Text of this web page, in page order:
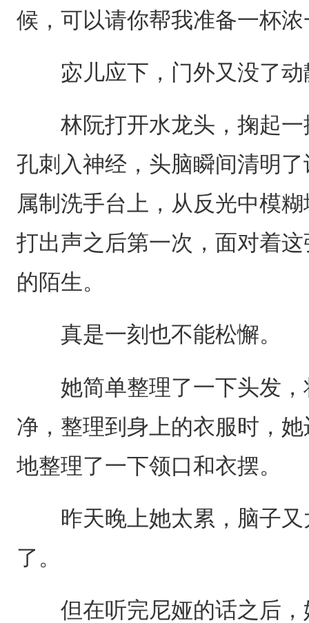
候，可以请你帮我准备一杯浓
宓儿应下，门外又没了动
林阮打开水龙头，掬起一
孔刺入神经，头脑瞬间清明
属制洗手台上，从反光中模
打出声之后第一次，面对着
的陌生。
真是一刻也不能松懈。
她简单整理了一下头发，
净，整理到身上的衣服时，
地整理了一下领口和衣摆。
昨天晚上她太累，脑子又
了。
但在听完尼娅的话之后，